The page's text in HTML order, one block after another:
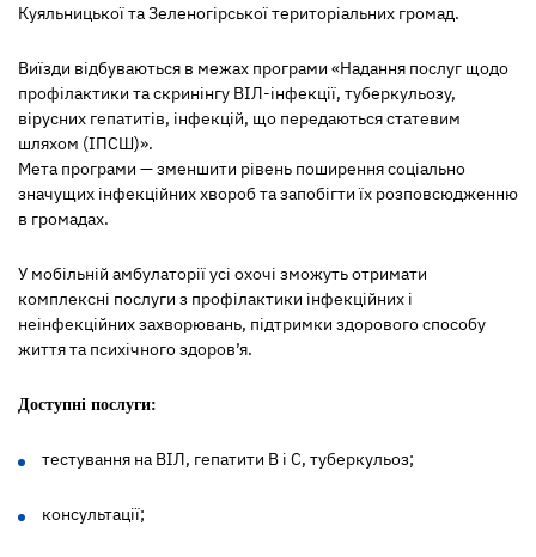
Куяльницької та Зеленогірської територіальних громад.
Виїзди відбуваються в межах програми «Надання послуг щодо
профілактики та скринінгу ВІЛ-інфекції, туберкульозу,
вірусних гепатитів, інфекцій, що передаються статевим
шляхом (ІПСШ)».
Мета програми — зменшити рівень поширення соціально
значущих інфекційних хвороб та запобігти їх розповсюдженню
в громадах.
У мобільній амбулаторії усі охочі зможуть отримати
комплексні послуги з профілактики інфекційних і
неінфекційних захворювань, підтримки здорового способу
життя та психічного здоров’я.
Доступні послуги:
тестування на ВІЛ, гепатити B і C, туберкульоз;
консультації;